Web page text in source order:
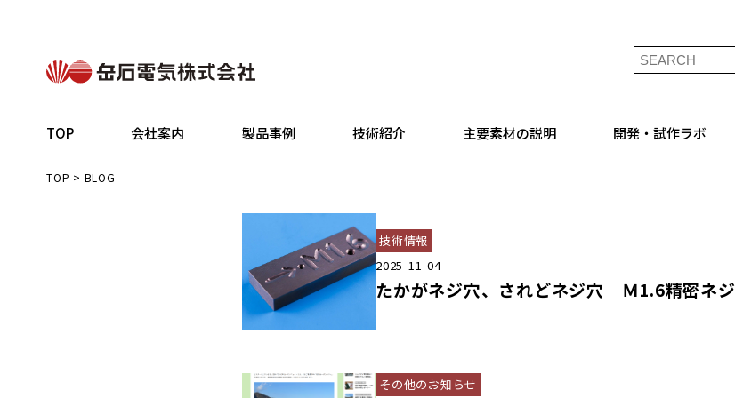
TOP 会社案内 製品事例 技術紹介 主要素材の説明 開発・試作ラボ
TOP > BLOG
技術情報
2025-11-04
たかがネジ穴、されどネジ穴 Ｍ1.6精密ネジ
その他のお知らせ